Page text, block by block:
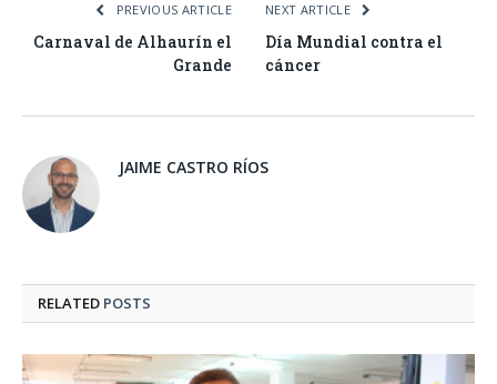
PREVIOUS ARTICLE
Carnaval de Alhaurín el
Grande
NEXT ARTICLE
Día Mundial contra el
cáncer
JAIME CASTRO RÍOS
RELATED POSTS